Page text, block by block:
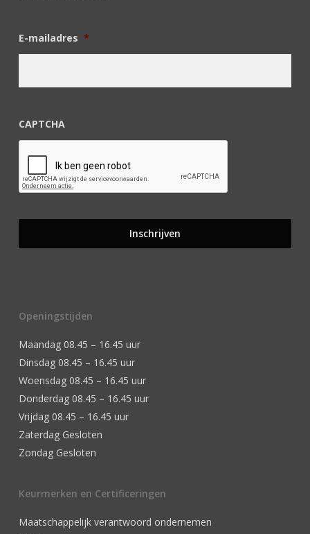
E-mailadres *
CAPTCHA
Openingstijden
Maandag 08.45 – 16.45 uur
Dinsdag 08.45 – 16.45 uur
Woensdag 08.45 – 16.45 uur
Donderdag 08.45 – 16.45 uur
Vrijdag 08.45 – 16.45 uur
Zaterdag Gesloten
Zondag Gesloten
Keurmerken en Certificeringen
Maatschappelijk verantwoord ondernemen